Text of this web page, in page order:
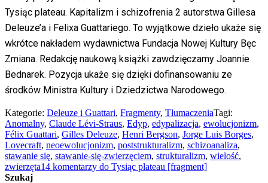
Tysiąc plateau. Kapitalizm i schizofrenia 2 autorstwa Gillesa
Deleuze’a i Felixa Guattariego. To wyjątkowe dzieło ukaże się
wkrótce nakładem wydawnictwa Fundacja Nowej Kultury Bęc
Zmiana. Redakcję naukową książki zawdzięczamy Joannie
Bednarek. Pozycja ukaże się dzięki dofinansowaniu ze
środków Ministra Kultury i Dziedzictwa Narodowego.
Kategorie: Deleuze i Guattari, Fragmenty, TłumaczeniaTagi:
Anomalny, Claude Lévi-Straus, Edyp, edypalizacja, ewolucjonizm,
Félix Guattari, Gilles Deleuze, Henri Bergson, Jorge Luis Borges,
Lovecraft, neoewolucjonizm, poststrukturalizm, schizoanaliza,
stawanie się, stawanie-się-zwierzęciem, strukturalizm, wielość,
zwierzęta14 komentarzy do Tysiąc plateau [fragment]
Szukaj